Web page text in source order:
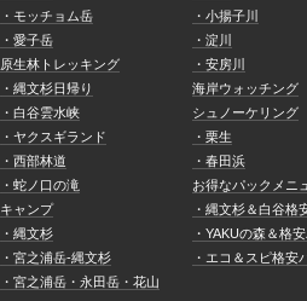
・モッチョム岳
・愛子岳
原生林トレッキング
・縄文杉日帰り
・白谷雲水峡
・ヤクスギランド
・西部林道
・蛇ノ口の滝
キャンプ
・縄文杉
・宮之浦岳-縄文杉
・宮之浦岳・永田岳・花山
・小揚子川
・淀川
・安房川
海岸ウォッチング
シュノーケリング
・栗生
・春田浜
お得なパックメニ
・縄文杉＆白谷格
・YAKUの森＆格
・エコ＆スピ格安